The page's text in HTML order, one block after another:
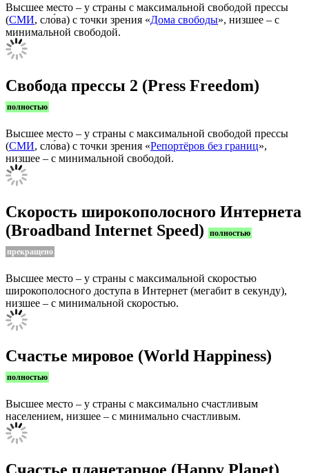
Высшее место – у страны с максимальной свободой прессы
(СМИ, сло́ва) с точки зрения «Дома свободы», низшее – с
минимальной свободой.
Свобода прессы 2 (Press Freedom)
полностью
Высшее место – у страны с максимальной свободой прессы
(СМИ, сло́ва) с точки зрения «Репортёров без границ»,
низшее – с минимальной свободой.
Скорость широкополосного Интернета
(Broadband Internet Speed)
полностью
прекращено
Высшее место – у страны с максимальной скоростью
широкополосного доступа в Интернет (мегабит в секунду),
низшее – с минимальной скоростью.
Счастье мировое (World Happiness)
полностью
Высшее место – у страны с максимально счастливым
населением, низшее – с минимально счастливым.